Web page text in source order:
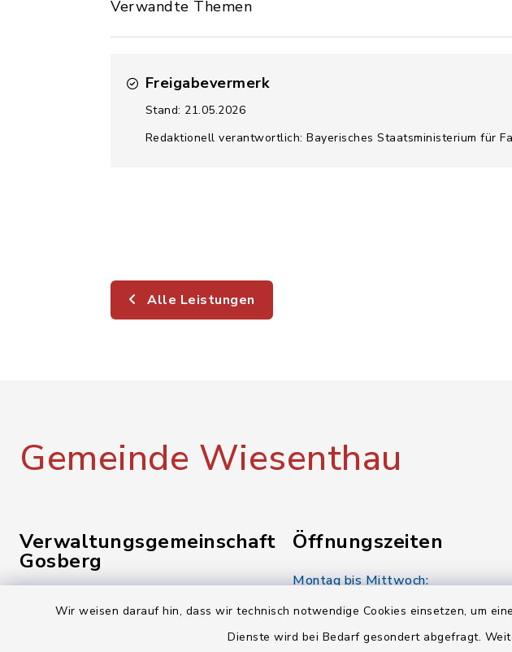
Wir weisen darauf hin, dass wir technisch notwendige Cookies einsetzen, um
Dienste wird bei Bedarf gesondert abgefragt.
Verwandte Themen
Freigabevermerk
Stand: 21.05.2026
Redaktionell verantwortlich: Bayerisches Staatsministerium für
Alle Leistungen
Gemeinde Wiesenthau
Verwaltungsgemeinschaft
Gosberg
Reuther Str. 1
Öffnungszeiten
Montag bis Mittwoch:
08.00-12.00 Uhr
Donnerstag: